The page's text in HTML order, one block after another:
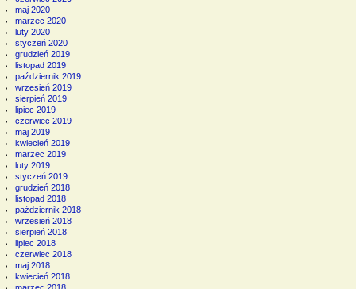
maj 2020
marzec 2020
luty 2020
styczeń 2020
grudzień 2019
listopad 2019
październik 2019
wrzesień 2019
sierpień 2019
lipiec 2019
czerwiec 2019
maj 2019
kwiecień 2019
marzec 2019
luty 2019
styczeń 2019
grudzień 2018
listopad 2018
październik 2018
wrzesień 2018
sierpień 2018
lipiec 2018
czerwiec 2018
maj 2018
kwiecień 2018